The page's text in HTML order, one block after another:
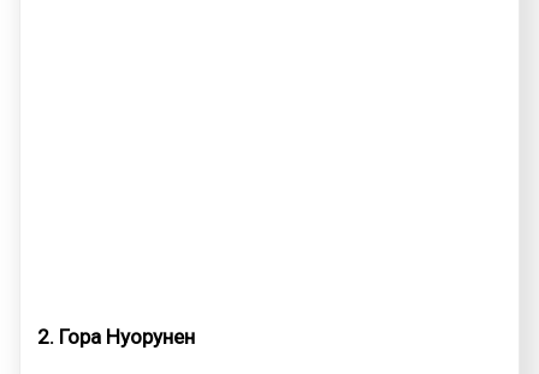
2. Гора Нуорунен